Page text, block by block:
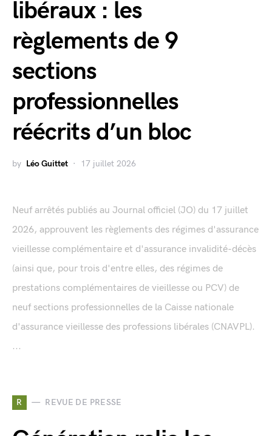
libéraux : les
règlements de 9
sections
professionnelles
réécrits d’un bloc
by Léo Guittet 17 juillet 2026
Neuf arrêtés publiés au Journal officiel (JO) du 17 juillet
2026, approuvent les règlements des régimes d'assurance
vieillesse complémentaire et d'assurance invalidité-décès
(ainsi que, pour trois d'entre elles, des régimes de
prestations complémentaires de vieillesse ou PCV) de
neuf sections professionnelles de la Caisse nationale
d'assurance vieillesse des professions libérales (CNAVPL).
...
R REVUE DE PRESSE